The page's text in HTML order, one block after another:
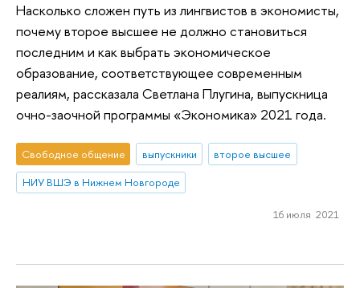
Насколько сложен путь из лингвистов в экономисты,
почему второе высшее не должно становиться
последним и как выбрать экономическое
образование, соответствующее современным
реалиям, рассказала Светлана Плугина, выпускница
очно-заочной программы «Экономика» 2021 года.
Свободное общение выпускники
второе высшее
НИУ ВШЭ в Нижнем Новгороде
16 июля 2021